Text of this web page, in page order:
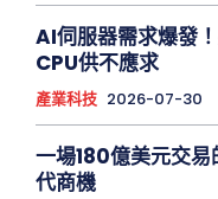
AI伺服器需求爆發
CPU供不應求
產業科技 2026-07-30
一場180億美元交
代商機